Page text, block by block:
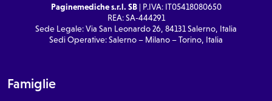
Paginemediche s.r.l. SB| P.IVA: IT05418080650
REA: SA-444291
Sede Legale: Via San Leonardo 26, 84131 Salerno, Italia
Sedi Operative: Salerno – Milano – Torino, Italia
Famiglie